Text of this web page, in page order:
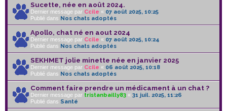
Sucette, née en août 2024.
Dernier message par Ccile « 07 août 2025, 10:25
Publié dans Nos chats adoptés
Apollo, chat né en aout 2024
Dernier message par Ccile « 07 août 2025, 10:24
Publié dans Nos chats adoptés
SEKHMET jolie minette née en janvier 2025
Dernier message par Ccile « 06 août 2025, 10:18
Publié dans Nos chats adoptés
Comment faire prendre un médicament à un chat ?
Dernier message par tristanbailly83 « 31 juil. 2025, 11:26
Publié dans Santé